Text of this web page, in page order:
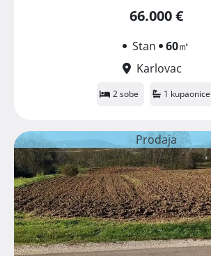
66.000 €
Stan 60㎡
Karlovac
2 sobe 1 kupaonice
Prodaja